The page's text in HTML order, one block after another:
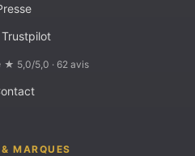
Trustpilot
★ 5,0/5,0 · 62 avis
MARQUES